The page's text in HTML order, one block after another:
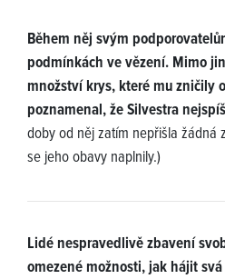
Během něj svým
podmínkách ve vězení. Mimo
množství krys, které mu zničily
poznamenal, že Silvestra
doby od něj zatím nepřišla žádná
se jeho obavy naplnily.)
Lidé nespravedlivě zbavení
omezené možnosti, jak hájit